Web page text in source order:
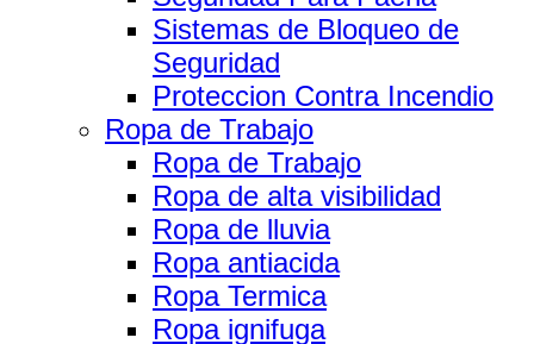
Sistemas de Bloqueo de
Seguridad
Proteccion Contra Incendio
Ropa de Trabajo
Ropa de Trabajo
Ropa de alta visibilidad
Ropa de lluvia
Ropa antiacida
Ropa Termica
Ropa ignifuga